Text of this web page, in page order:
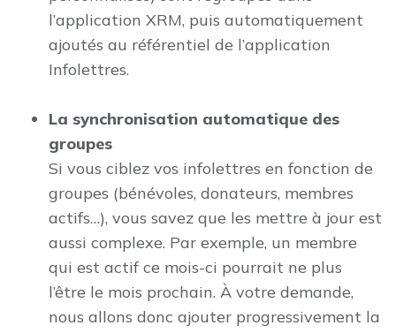
l’application XRM, puis automatiquement
ajoutés au référentiel de l’application
Infolettres.
La synchronisation automatique des
groupes
Si vous ciblez vos infolettres en fonction de
groupes (bénévoles, donateurs, membres
actifs…), vous savez que les mettre à jour est
aussi complexe. Par exemple, un membre
qui est actif ce mois-ci pourrait ne plus
l’être le mois prochain. À votre demande,
nous allons donc ajouter progressivement la